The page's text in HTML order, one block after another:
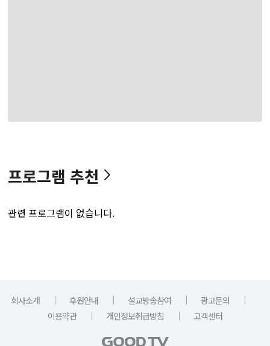
프로그램 추천
관련 프로그램이 없습니다.
회사소개 ｜ 후원안내 ｜ 설교방송참여 ｜ 광고문의
｜
이용약관
｜ 개인정보취급방침 ｜ 고객센터